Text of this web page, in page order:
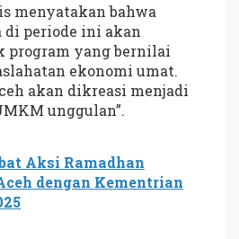
menyatakan bahwa
periode ini akan
program yang bernilai
ekonomi umat.
akan dikreasi menjadi
unggulan”.
Aksi Ramadhan
dengan Kementrian